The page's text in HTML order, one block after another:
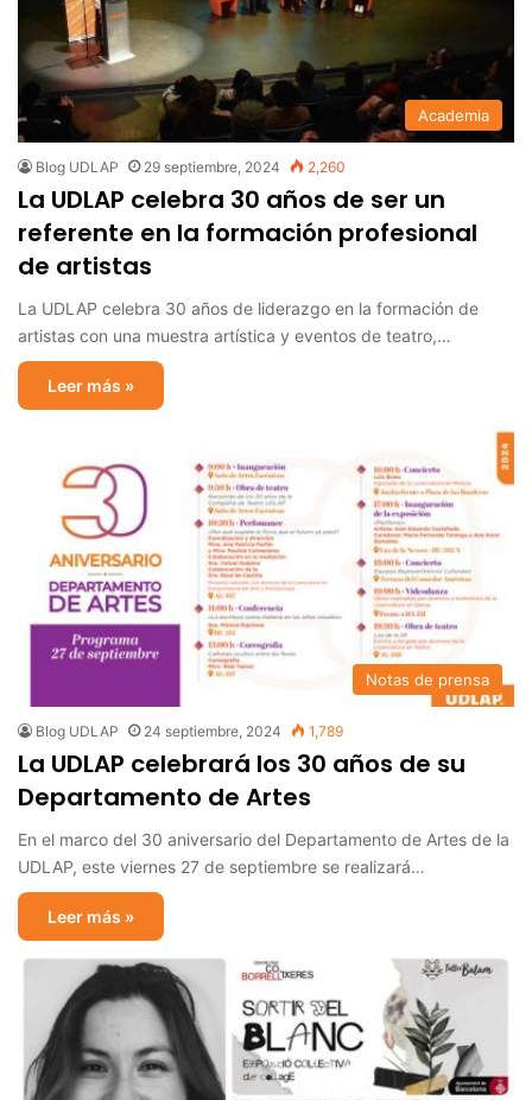
Academia
Blog UDLAP 29 septiembre, 2024 2,260
La UDLAP celebra 30 años de ser un
referente en la formación profesional
de artistas
La UDLAP celebra 30 años de liderazgo en la formación de
artistas con una muestra artística y eventos de teatro,…
Leer más »
Notas de prensa
Blog UDLAP 24 septiembre, 2024 1,789
La UDLAP celebrará los 30 años de su
Departamento de Artes
En el marco del 30 aniversario del Departamento de Artes de la
UDLAP, este viernes 27 de septiembre se realizará…
Leer más »